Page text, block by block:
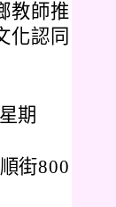
教師推
化認同
期
街800